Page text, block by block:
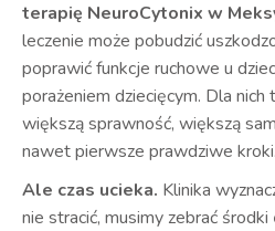
terapię NeuroCytonix w
leczenie może pobudzić
poprawić funkcje ruchowe u
porażeniem dziecięcym. Dla nich
większą sprawność, większą
nawet pierwsze prawdziwe kroki.
Ale czas ucieka. Klinika
nie stracić, musimy zebrać środki